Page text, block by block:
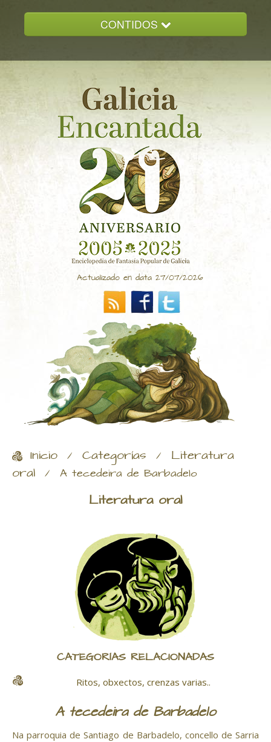
CONTIDOS
GALICIA ENCANTADA
DOCUMENTACION
NOVAS
CONTACTO
Actualizado en data 27/07/2026
Inicio / Categorías / Literatura
oral / A tecedeira de Barbadelo
Literatura oral
CATEGORÍAS RELACIONADAS
Ritos, obxectos, crenzas varias..
A tecedeira de Barbadelo
Na parroquia de Santiago de Barbadelo, concello de Sarria